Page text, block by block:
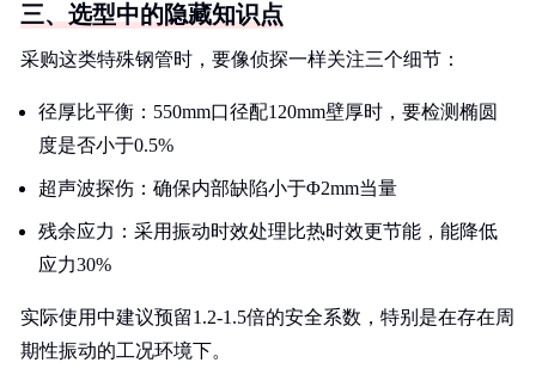
三、选型中的隐藏知识点
采购这类特殊钢管时，要像侦探一样关注三个细节：
径厚比平衡：550mm口径配120mm壁厚时，要检测椭圆
度是否小于0.5%
超声波探伤：确保内部缺陷小于Φ2mm当量
残余应力：采用振动时效处理比热时效更节能，能降低
应力30%
实际使用中建议预留1.2-1.5倍的安全系数，特别是在存在周
期性振动的工况环境下。